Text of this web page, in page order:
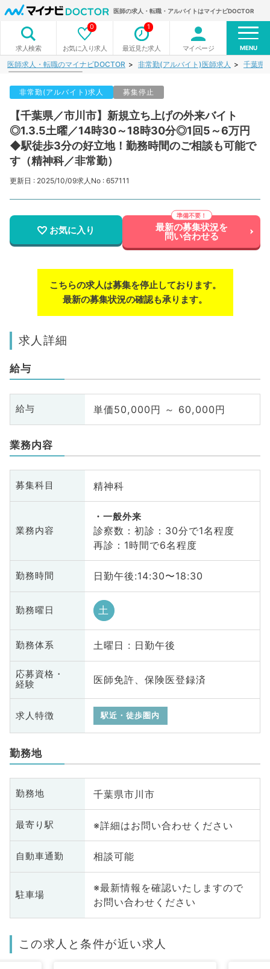
医師の求人・転職・アルバイトはマイナビDOCTOR
求人検索 お気に入り求人
0
最近見た求人
1
マイページ MENU
医師求人・転職のマイナビDOCTOR 非常勤(アルバイト)医師求人 千葉県
非常勤(アルバイト)求人 募集停止
【千葉県／市川市】新規立ち上げの外来バイト
◎1.3.5土曜／14時30～18時30分◎1回5～6万円
◆駅徒歩3分の好立地！勤務時間のご相談も可能で
す（精神科／非常勤）
更新日 : 2025/10/09求人No : 657111
お気に入り 最新の募集状況を
問い合わせる
こちらの求人は募集を停止しております。
最新の募集状況の確認も承ります。
求人詳細
給与
給与 単価50,000円 ～ 60,000円
業務内容
募集科目 精神科
業務内容
一般外来
診察数：初診：30分で1名程度
再診：1時間で6名程度
勤務時間 日勤午後:14:30〜18:30
勤務曜日 土
勤務体系 土曜日 : 日勤午後
応募資格・
経験
医師免許、保険医登録済
求人特徴 駅近・徒歩圏内
勤務地
勤務地 千葉県市川市
最寄り駅 ※詳細はお問い合わせください
自動車通勤 相談可能
駐車場
※最新情報を確認いたしますので
お問い合わせください
この求人と条件が近い求人